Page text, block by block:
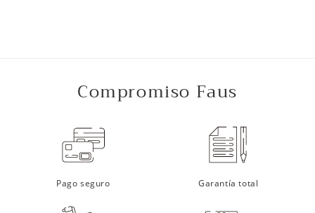
Compromiso Faus
Pago seguro Garantía total